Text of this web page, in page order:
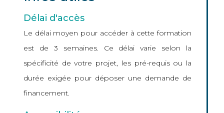
Délai d'accès
Le délai moyen pour accéder à cette formation
est de 3 semaines. Ce délai varie selon la
spécificité de votre projet, les pré-requis ou la
durée exigée pour déposer une demande de
financement.